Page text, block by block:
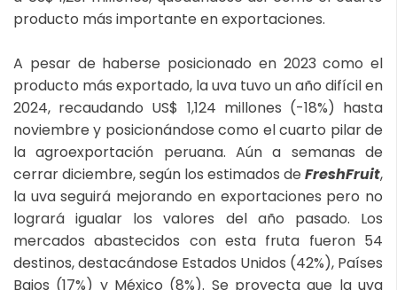
producto más importante en exportaciones.
A pesar de haberse posicionado en 2023 como el
producto más exportado, la uva tuvo un año difícil en
2024, recaudando US$ 1,124 millones (-18%) hasta
noviembre y posicionándose como el cuarto pilar de
la agroexportación peruana. Aún a semanas de
cerrar diciembre, según los estimados de FreshFruit,
la uva seguirá mejorando en exportaciones pero no
logrará igualar los valores del año pasado. Los
mercados abastecidos con esta fruta fueron 54
destinos, destacándose Estados Unidos (42%), Países
Bajos (17%) y México (8%). Se proyecta que la uva